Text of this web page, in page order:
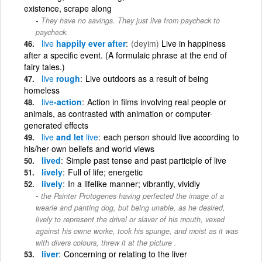
existence, scrape along
They have no savings. They just live from paycheck to
paycheck.
live happily ever after (deyim) Live in happiness
after a specific event. (A formulaic phrase at the end of
fairy tales.)
live rough Live outdoors as a result of being
homeless
live-action Action in films involving real people or
animals, as contrasted with animation or computer-
generated effects
live and let live each person should live according to
his/her own beliefs and world views
lived Simple past tense and past participle of live
lively Full of life; energetic
lively In a lifelike manner; vibrantly, vividly
the Painter Protogenes having perfected the image of a
wearie and panting dog, but being unable, as he desired,
lively to represent the drivel or slaver of his mouth, vexed
against his owne worke, took his spunge, and moist as it was
with divers colours, threw it at the picture .
liver Concerning or relating to the liver